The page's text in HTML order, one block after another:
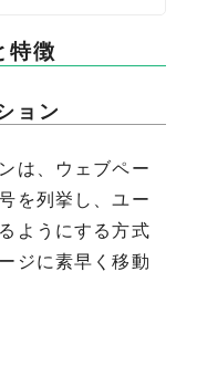
特徴
ョン
は、ウェブペー
を列挙し、ユー
ようにする方式
ジに素早く移動